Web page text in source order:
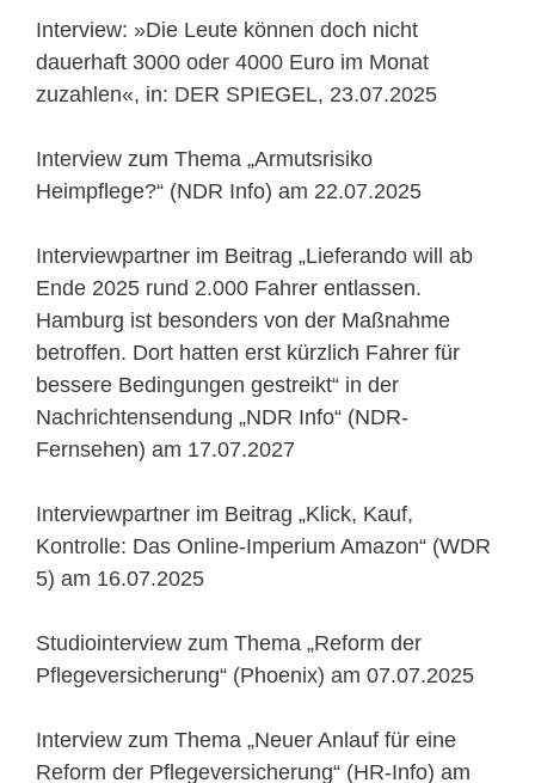
Interview: »Die Leute können doch nicht
dauerhaft 3000 oder 4000 Euro im Monat
zuzahlen«, in: DER SPIEGEL, 23.07.2025
Interview zum Thema „Armutsrisiko
Heimpflege?“ (NDR Info) am 22.07.2025
Interviewpartner im Beitrag „Lieferando will ab
Ende 2025 rund 2.000 Fahrer entlassen.
Hamburg ist besonders von der Maßnahme
betroffen. Dort hatten erst kürzlich Fahrer für
bessere Bedingungen gestreikt“ in der
Nachrichtensendung „NDR Info“ (NDR-
Fernsehen) am 17.07.2027
Interviewpartner im Beitrag „Klick, Kauf,
Kontrolle: Das Online-Imperium Amazon“ (WDR
5) am 16.07.2025
Studiointerview zum Thema „Reform der
Pflegeversicherung“ (Phoenix) am 07.07.2025
Interview zum Thema „Neuer Anlauf für eine
Reform der Pflegeversicherung“ (HR-Info) am